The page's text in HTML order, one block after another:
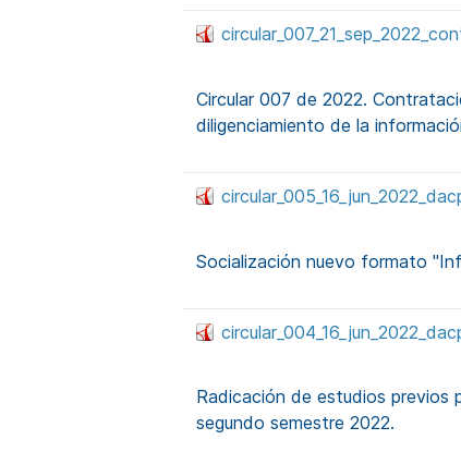
Circular 007 de 2022.
diligenciamiento de la
Socialización nuevo formato
Radicación de estudios
segundo semestre 2022.